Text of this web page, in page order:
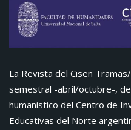
La Revista del Cisen
semestral -abril/octubre-,
humanístico del Centro de
Educativas del Norte